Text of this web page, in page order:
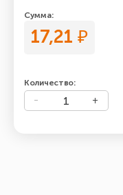
Сумма:
17,21 ₽
Количество: